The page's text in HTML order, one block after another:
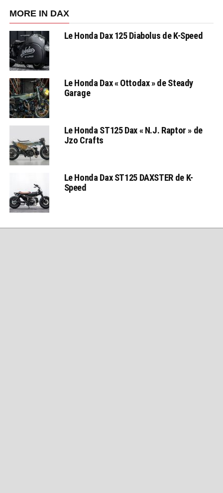
MORE IN DAX
Le Honda Dax 125 Diabolus de K-Speed
Le Honda Dax « Ottodax » de Steady
Garage
Le Honda ST125 Dax « N.J. Raptor » de
Jzo Crafts
Le Honda Dax ST125 DAXSTER de K-
Speed